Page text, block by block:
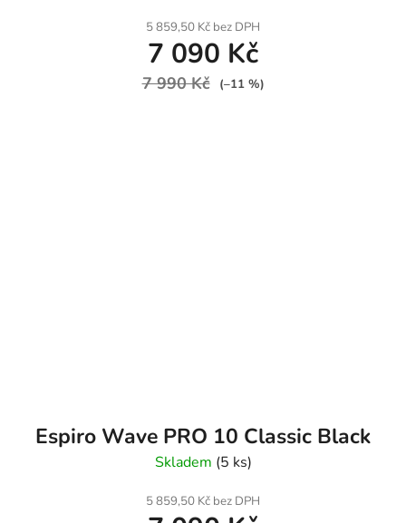
5 859,50 Kč bez DPH
7 090 Kč
7 990 Kč (–11 %)
Espiro Wave PRO 10 Classic Black
Skladem (5 ks)
5 859,50 Kč bez DPH